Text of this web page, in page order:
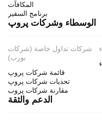
المكافآت
برنامج السفير
الوسطاء وشركات پروپ
شركات تداول خاصة (شركات
بورب)
قائمة شركات پروپ
تحديات شركات پروپ
مقارنة شركات پروب
الدعم والثقة